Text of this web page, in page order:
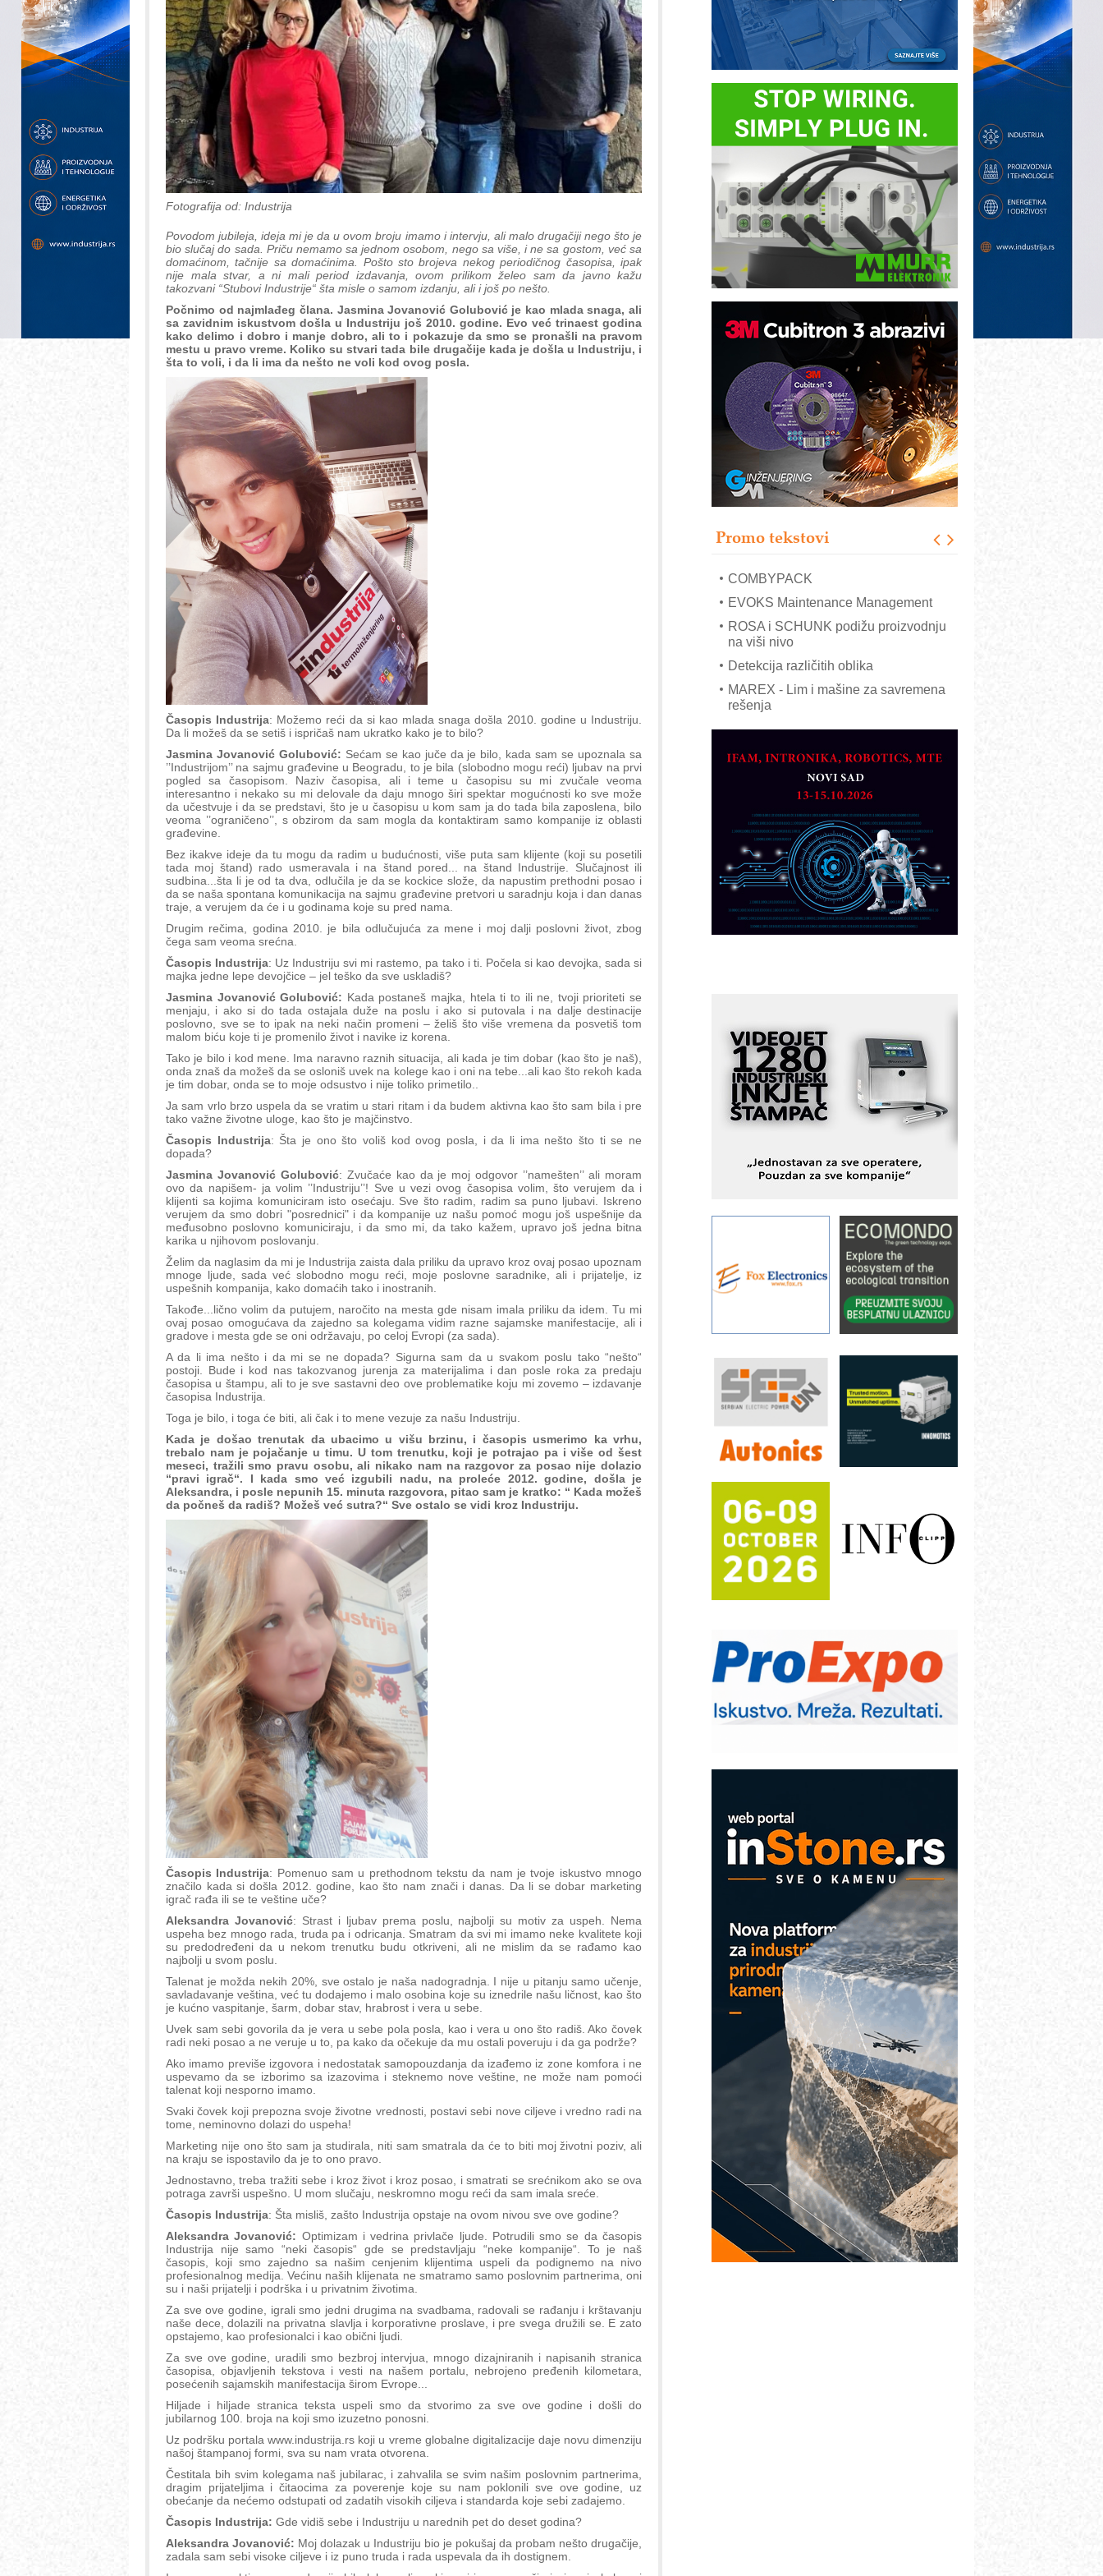
Fotografija od: Industrija
Povodom jubileja, ideja mi je da u ovom broju imamo i intervju, ali malo drugačiji nego što je
bio slučaj do sada. Priču nemamo sa jednom osobom, nego sa više, i ne sa gostom, već sa
domaćinom, tačnije sa domaćinima. Pošto sto brojeva nekog periodičnog časopisa, ipak
nije mala stvar, a ni mali period izdavanja, ovom prilikom želeo sam da javno kažu
takozvani “Stubovi Industrije“ šta misle o samom izdanju, ali i još po nešto.
Počnimo od najmlađeg člana. Jasmina Jovanović Golubović je kao mlada snaga, ali
sa zavidnim iskustvom došla u Industriju još 2010. godine. Evo već trinaest godina
kako delimo i dobro i manje dobro, ali to i pokazuje da smo se pronašli na pravom
mestu u pravo vreme. Koliko su stvari tada bile drugačije kada je došla u Industriju, i
šta to voli, i da li ima da nešto ne voli kod ovog posla.
Časopis Industrija: Možemo reći da si kao mlada snaga došla 2010. godine u Industriju.
Da li možeš da se setiš i ispričaš nam ukratko kako je to bilo?
Jasmina Jovanović Golubović: Sećam se kao juče da je bilo, kada sam se upoznala sa
’’Industrijom’’ na sajmu građevine u Beogradu, to je bila (slobodno mogu reći) ljubav na prvi
pogled sa časopisom. Naziv časopisa, ali i teme u časopisu su mi zvučale veoma
interesantno i nekako su mi delovale da daju mnogo širi spektar mogućnosti ko sve može
da učestvuje i da se predstavi, što je u časopisu u kom sam ja do tada bila zaposlena, bilo
veoma ’’ograničeno’’, s obzirom da sam mogla da kontaktiram samo kompanije iz oblasti
građevine.
Bez ikakve ideje da tu mogu da radim u budućnosti, više puta sam klijente (koji su posetili
tada moj štand) rado usmeravala i na štand pored... na štand Industrije. Slučajnost ili
sudbina...šta li je od ta dva, odlučila je da se kockice slože, da napustim prethodni posao i
da se naša spontana komunikacija na sajmu građevine pretvori u saradnju koja i dan danas
traje, a verujem da će i u godinama koje su pred nama.
Drugim rečima, godina 2010. je bila odlučujuća za mene i moj dalji poslovni život, zbog
čega sam veoma srećna.
Časopis Industrija: Uz Industriju svi mi rastemo, pa tako i ti. Počela si kao devojka, sada si
majka jedne lepe devojčice – jel teško da sve uskladiš?
Jasmina Jovanović Golubović: Kada postaneš majka, htela ti to ili ne, tvoji prioriteti se
menjaju, i ako si do tada ostajala duže na poslu i ako si putovala i na dalje destinacije
poslovno, sve se to ipak na neki način promeni – želiš što više vremena da posvetiš tom
malom biću koje ti je promenilo život i navike iz korena.
Tako je bilo i kod mene. Ima naravno raznih situacija, ali kada je tim dobar (kao što je naš),
onda znaš da možeš da se osloniš uvek na kolege kao i oni na tebe...ali kao što rekoh kada
je tim dobar, onda se to moje odsustvo i nije toliko primetilo..
Ja sam vrlo brzo uspela da se vratim u stari ritam i da budem aktivna kao što sam bila i pre
tako važne životne uloge, kao što je majčinstvo.
Časopis Industrija: Šta je ono što voliš kod ovog posla, i da li ima nešto što ti se ne
dopada?
Jasmina Jovanović Golubović: Zvučaće kao da je moj odgovor ’’namešten’’ ali moram
ovo da napišem- ja volim ’’Industriju’’! Sve u vezi ovog časopisa volim, što verujem da i
klijenti sa kojima komuniciram isto osećaju. Sve što radim, radim sa puno ljubavi. Iskreno
verujem da smo dobri "posrednici" i da kompanije uz našu pomoć mogu još uspešnije da
međusobno poslovno komuniciraju, i da smo mi, da tako kažem, upravo još jedna bitna
karika u njihovom poslovanju.
Želim da naglasim da mi je Industrija zaista dala priliku da upravo kroz ovaj posao upoznam
mnoge ljude, sada već slobodno mogu reći, moje poslovne saradnike, ali i prijatelje, iz
uspešnih kompanija, kako domaćih tako i inostranih.
Takođe...lično volim da putujem, naročito na mesta gde nisam imala priliku da idem. Tu mi
ovaj posao omogućava da zajedno sa kolegama vidim razne sajamske manifestacije, ali i
gradove i mesta gde se oni održavaju, po celoj Evropi (za sada).
A da li ima nešto i da mi se ne dopada? Sigurna sam da u svakom poslu tako “nešto“
postoji. Bude i kod nas takozvanog jurenja za materijalima i dan posle roka za predaju
časopisa u štampu, ali to je sve sastavni deo ove problematike koju mi zovemo – izdavanje
časopisa Industrija.
Toga je bilo, i toga će biti, ali čak i to mene vezuje za našu Industriju.
Kada je došao trenutak da ubacimo u višu brzinu, i časopis usmerimo ka vrhu,
trebalo nam je pojačanje u timu. U tom trenutku, koji je potrajao pa i više od šest
meseci, tražili smo pravu osobu, ali nikako nam na razgovor za posao nije dolazio
“pravi igrač“. I kada smo već izgubili nadu, na proleće 2012. godine, došla je
Aleksandra, i posle nepunih 15. minuta razgovora, pitao sam je kratko: “ Kada možeš
da počneš da radiš? Možeš već sutra?“ Sve ostalo se vidi kroz Industriju.
Časopis Industrija: Pomenuo sam u prethodnom tekstu da nam je tvoje iskustvo mnogo
značilo kada si došla 2012. godine, kao što nam znači i danas. Da li se dobar marketing
igrač rađa ili se te veštine uče?
Aleksandra Jovanović: Strast i ljubav prema poslu, najbolji su motiv za uspeh. Nema
uspeha bez mnogo rada, truda pa i odricanja. Smatram da svi mi imamo neke kvalitete koji
su predodređeni da u nekom trenutku budu otkriveni, ali ne mislim da se rađamo kao
najbolji u svom poslu.
Talenat je možda nekih 20%, sve ostalo je naša nadogradnja. I nije u pitanju samo učenje,
savladavanje veština, već tu dodajemo i malo osobina koje su iznedrile našu ličnost, kao što
je kućno vaspitanje, šarm, dobar stav, hrabrost i vera u sebe.
Uvek sam sebi govorila da je vera u sebe pola posla, kao i vera u ono što radiš. Ako čovek
radi neki posao a ne veruje u to, pa kako da očekuje da mu ostali poveruju i da ga podrže?
Ako imamo previše izgovora i nedostatak samopouzdanja da izađemo iz zone komfora i ne
uspevamo da se izborimo sa izazovima i steknemo nove veštine, ne može nam pomoći
talenat koji nesporno imamo.
Svaki čovek koji prepozna svoje životne vrednosti, postavi sebi nove ciljeve i vredno radi na
tome, neminovno dolazi do uspeha!
Marketing nije ono što sam ja studirala, niti sam smatrala da će to biti moj životni poziv, ali
na kraju se ispostavilo da je to ono pravo.
Jednostavno, treba tražiti sebe i kroz život i kroz posao, i smatrati se srećnikom ako se ova
potraga završi uspešno. U mom slučaju, neskromno mogu reći da sam imala sreće.
Časopis Industrija: Šta misliš, zašto Industrija opstaje na ovom nivou sve ove godine?
Aleksandra Jovanović: Optimizam i vedrina privlače ljude. Potrudili smo se da časopis
Industrija nije samo “neki časopis“ gde se predstavljaju “neke kompanije“. To je naš
časopis, koji smo zajedno sa našim cenjenim klijentima uspeli da podignemo na nivo
profesionalnog medija. Većinu naših klijenata ne smatramo samo poslovnim partnerima, oni
su i naši prijatelji i podrška i u privatnim životima.
Za sve ove godine, igrali smo jedni drugima na svadbama, radovali se rađanju i krštavanju
naše dece, dolazili na privatna slavlja i korporativne proslave, i pre svega družili se. E zato
opstajemo, kao profesionalci i kao obični ljudi.
Za sve ove godine, uradili smo bezbroj intervjua, mnogo dizajniranih i napisanih stranica
časopisa, objavljenih tekstova i vesti na našem portalu, nebrojeno pređenih kilometara,
posećenih sajamskih manifestacija širom Evrope...
Hiljade i hiljade stranica teksta uspeli smo da stvorimo za sve ove godine i došli do
jubilarnog 100. broja na koji smo izuzetno ponosni.
Uz podršku portala www.industrija.rs koji u vreme globalne digitalizacije daje novu dimenziju
našoj štampanoj formi, sva su nam vrata otvorena.
Čestitala bih svim kolegama naš jubilarac, i zahvalila se svim našim poslovnim partnerima,
dragim prijateljima i čitaocima za poverenje koje su nam poklonili sve ove godine, uz
obećanje da nećemo odstupati od zadatih visokih ciljeva i standarda koje sebi zadajemo.
Časopis Industrija: Gde vidiš sebe i Industriju u narednih pet do deset godina?
Aleksandra Jovanović: Moj dolazak u Industriju bio je pokušaj da probam nešto drugačije,
zadala sam sebi visoke ciljeve i iz puno truda i rada uspevala da ih dostignem.
Promo tekstovi
Bezbednost na prvom mestu!
IB BLUMENAUER - više od 40 godina
poverenja u industriji
RMQ-TITAN ADVANCED INDICATOR
– Pametna signalizacija za efikasnije
upravljanje mašinama
Sigurnije ispitivanje transformatora u
solarnim elektranama i vetroparkovima
Pranje točkova na gradilištu- standard
modernog i odgovornog građenja
mrežnog pretvarača sa tečnim
COMBYPACK
EVOKS Maintenance Management
ROSA i SCHUNK podižu proizvodnju
na viši nivo
Detekcija različitih oblika
MAREX - Lim i mašine za savremena
rešenja
Marcom-plast d.o.o.- vaš pouzdan
CTO - Prilagodite svoju toplinsku
PLC AKYTEC
AUKOM: Svetski standard metrologije
dostupan u Srbiji
MOTOMAN – NEXT-Robotika vođena
veštačkom inteligencijom
I.SAFE MOBILE revolucioniše
savremene industrijske i logističke
objekte
Alba d.o.o. – 35 godina preciznosti u
metrologiji i pametnim dozirnim
rešenjima
IBeRTIM - oprema za ispitivanje
STAUFF – Komponente koje
povećavaju pouzdanost hidrauličkih
YAMADA pumpe – japanska
pouzdanost u transferu fluida
Filtration Group Industrial – Napredna
rešenja za filtraciju u hidrauličkim i
procesnim sistemima
RILINEX kompanije Rittal
automatizaciju
Efikasno upravljanje energijom
Automatizacija pakovanja · Display
Potpuna efikasnost bez složenih
sistema
Trajna oznaka kao dugoročna korist
Bezbednost na prvom mestu!
IB BLUMENAUER - više od 40 godina
poverenja u industriji
RMQ-TITAN ADVANCED INDICATOR
upravljanje mašinama
solarnim elektranama i vetroparkovima
Pranje točkova na gradilištu- standard
modernog i odgovornog građenja
Proizvodnja iC7 Hybrid 1500 VDC
mrežnog pretvarača sa tečnim
ROSA i SCHUNK podižu proizvodnju
na viši nivo
Detekcija različitih oblika